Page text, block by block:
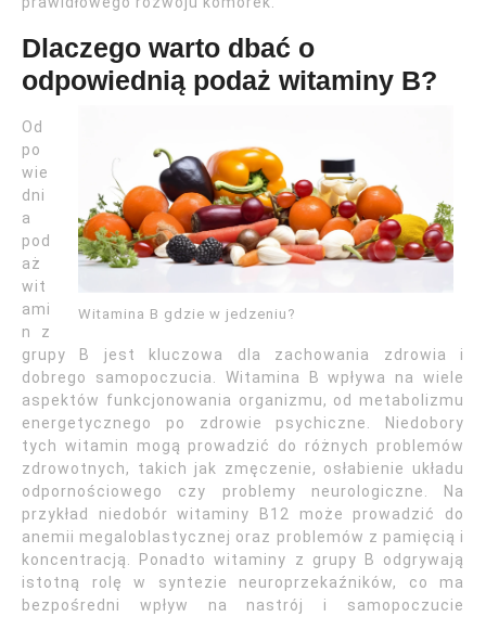
Dlaczego warto dbać o
odpowiednią podaż witaminy B?
Witamina B gdzie w jedzeniu?
Od
po
wie
dni
a
pod
aż
wit
ami
n z
grupy B jest kluczowa dla zachowania zdrowia i
dobrego samopoczucia. Witamina B wpływa na wiele
aspektów funkcjonowania organizmu, od metabolizmu
energetycznego po zdrowie psychiczne. Niedobory
tych witamin mogą prowadzić do różnych problemów
zdrowotnych, takich jak zmęczenie, osłabienie układu
odpornościowego czy problemy neurologiczne. Na
przykład niedobór witaminy B12 może prowadzić do
anemii megaloblastycznej oraz problemów z pamięcią i
koncentracją. Ponadto witaminy z grupy B odgrywają
istotną rolę w syntezie neuroprzekaźników, co ma
bezpośredni wpływ na nastrój i samopoczucie